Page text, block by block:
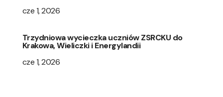
cze 1, 2026
Trzydniowa wycieczka uczniów ZSRCKU do
Krakowa, Wieliczki i Energylandii
cze 1, 2026